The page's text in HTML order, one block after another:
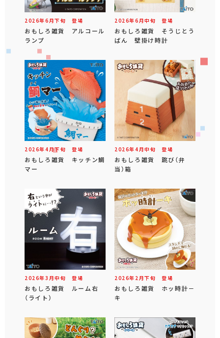
2026年6 月下旬 登場
おもしろ雑貨 アルコール
ランプ
2026年6 月中旬 登場
おもしろ雑貨 そうじとう
ばん 壁掛け時計
2026年4 月下旬 登場
おもしろ雑貨 キッチン鯛
マー
2026年4 月中旬 登場
おもしろ雑貨 跳び（弁
当）箱
2026年3 月中旬 登場
おもしろ雑貨 ルーム右
（ライト）
2026年 2 月下旬 登場
おもしろ雑貨 ホッ時計－
キ